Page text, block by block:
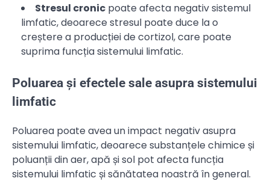
Stresul cronic poate afecta negativ sistemul
limfatic, deoarece stresul poate duce la o
creștere a producției de cortizol, care poate
suprima funcția sistemului limfatic.
Poluarea și efectele sale asupra sistemului
limfatic
Poluarea poate avea un impact negativ asupra
sistemului limfatic, deoarece substanțele chimice și
poluanții din aer, apă și sol pot afecta funcția
sistemului limfatic și sănătatea noastră în general.